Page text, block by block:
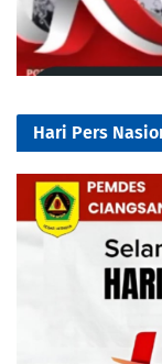
Hari Pers